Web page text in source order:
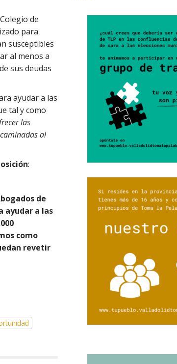
de
para
susceptibles
al menos a
sus deudas
ayudar a las
tal y como
las
al
:
de
ayudar a las
como
revetir